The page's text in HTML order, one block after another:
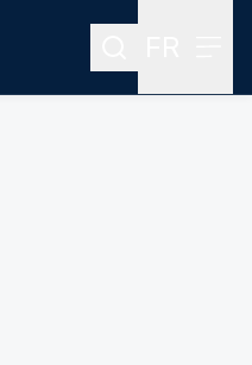
Rechercher